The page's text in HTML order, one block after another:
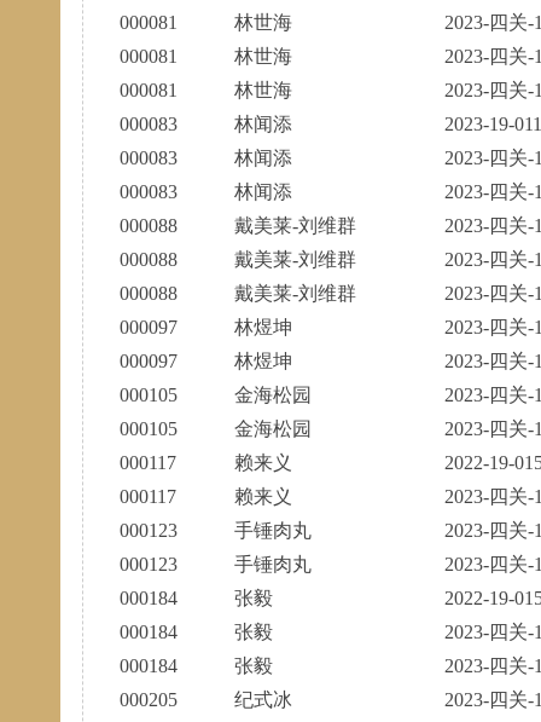
000081
林世海
2023-四关-
000081
林世海
2023-四关-
000081
林世海
2023-四关-
000083
林闻添
2023-19-
000083
林闻添
2023-四关-
000083
林闻添
2023-四关-
000088
戴美莱-刘维群
2023-四关-
000088
戴美莱-刘维群
2023-四关-
000088
戴美莱-刘维群
2023-四关-
000097
林煜坤
2023-四关-
000097
林煜坤
2023-四关-
000105
金海松园
2023-四关-
000105
金海松园
2023-四关-
000117
赖来义
2022-19-
000117
赖来义
2023-四关-
000123
手锤肉丸
2023-四关-
000123
手锤肉丸
2023-四关-
000184
张毅
2022-19-
000184
张毅
2023-四关-
000184
张毅
2023-四关-
000205
纪式冰
2023-四关-